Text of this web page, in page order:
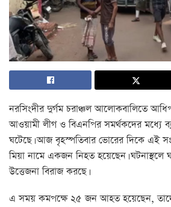
নরসিংদীর দুর্গম চরাঞ্চল আলোকবালিতে
আওয়ামী লীগ ও বিএনপির সমর্থকদের মধ্যে
ঘটেছে। আজ বৃহস্পতিবার ভোরের দিকে এই
মিয়া নামে একজন নিহত হয়েছেন।
উত্তেজনা বিরাজ করছে।
এ সময় কমপক্ষে ২৫ জন আহত হয়েছেন,